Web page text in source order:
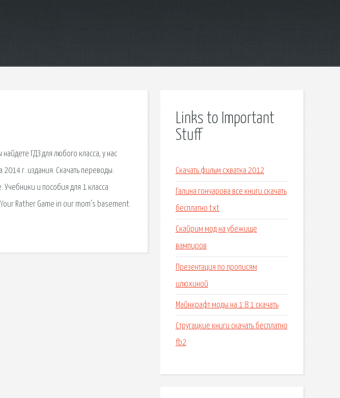
ГДЗ для любого класса, у нас
2014 г. издания. Скачать переводы.
и пособия для 1 класса
Rather Game in our mom’s basement.
Links to Important
Stuff
Скачать фильм схватка 2012
Галина гончарова все книги скачать
бесплатно txt
Скайрим мод на убежище
вампиров
Презентация по прописям
илюхиной
Майнкрафт моды на 1 8 1 скачать
Стругацкие книги скачать бесплатно
fb2